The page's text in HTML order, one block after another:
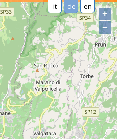
it de en
+
−